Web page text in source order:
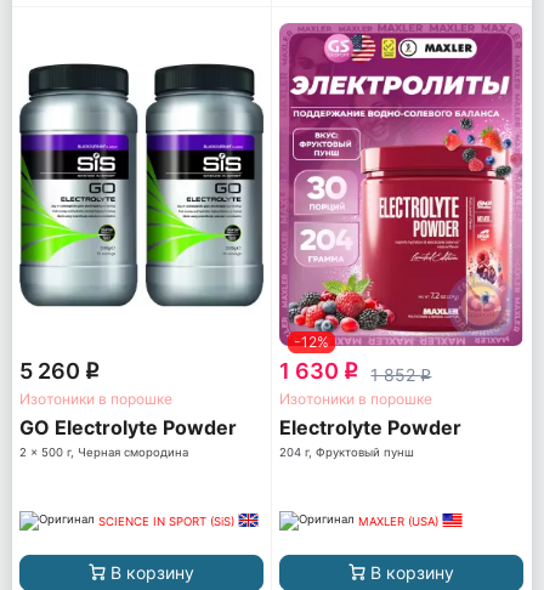
5 260 q
Изотоники в порошке
GO Electrolyte Powder
2 x 500 г, Черная смородина
SCIENCE IN SPORT (SiS)
В корзину
-12%
1 630 q 1 852q
Изотоники в порошке
Electrolyte Powder
204 г, Фруктовый пунш
MAXLER (USA)
В корзину